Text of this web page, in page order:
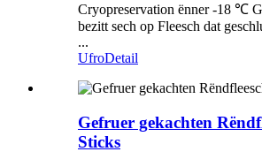
Cryopreservation ënner -18 ℃
bezitt sech op Fleesch dat
...
UfroDetail
Gefruer gekachten
Sticks